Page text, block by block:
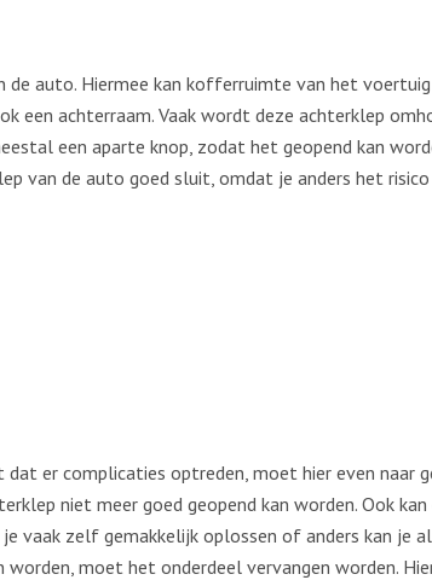
de auto. Hiermee kan kofferruimte van het
een achterraam. Vaak wordt deze achterklep
een aparte knop, zodat het geopend kan
van de auto goed sluit, omdat je anders het
er complicaties optreden, moet hier even naar
niet meer goed geopend kan worden. Ook
vaak zelf gemakkelijk oplossen of anders kan je
moet het onderdeel vervangen worden.